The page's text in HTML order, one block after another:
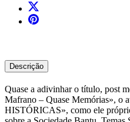
Descrição
Quase a adivinhar o título, post
Mafrano – Quase Memórias», o
HISTÓRICAS», como ele